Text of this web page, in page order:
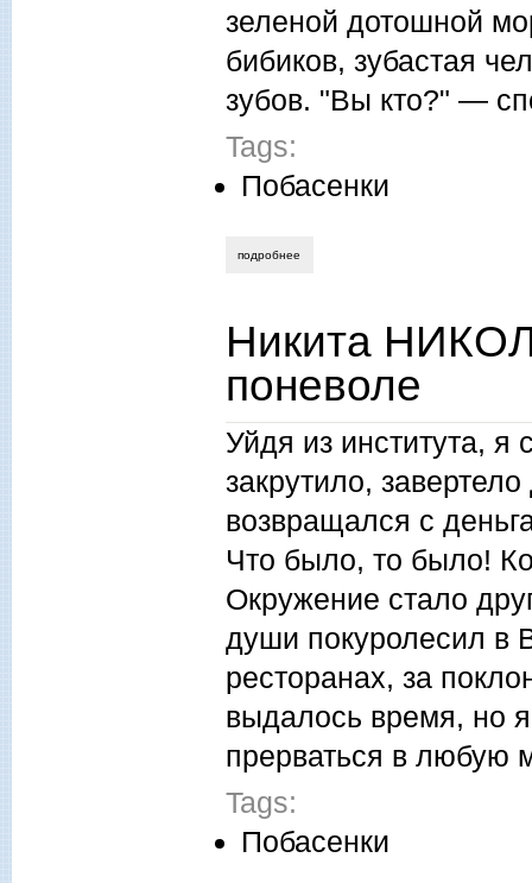
зеленой дотошной
бибиков, зубастая
зубов. "Вы кто?" —
Tags:
Побасенки
подробнее
Никита
поневоле
Уйдя из института, я
закрутило,
возвращался с
Что было, то было!
Окружение стало
души покуролесил в
ресторанах, за
выдалось время, но
прерваться в любую
Tags:
Побасенки